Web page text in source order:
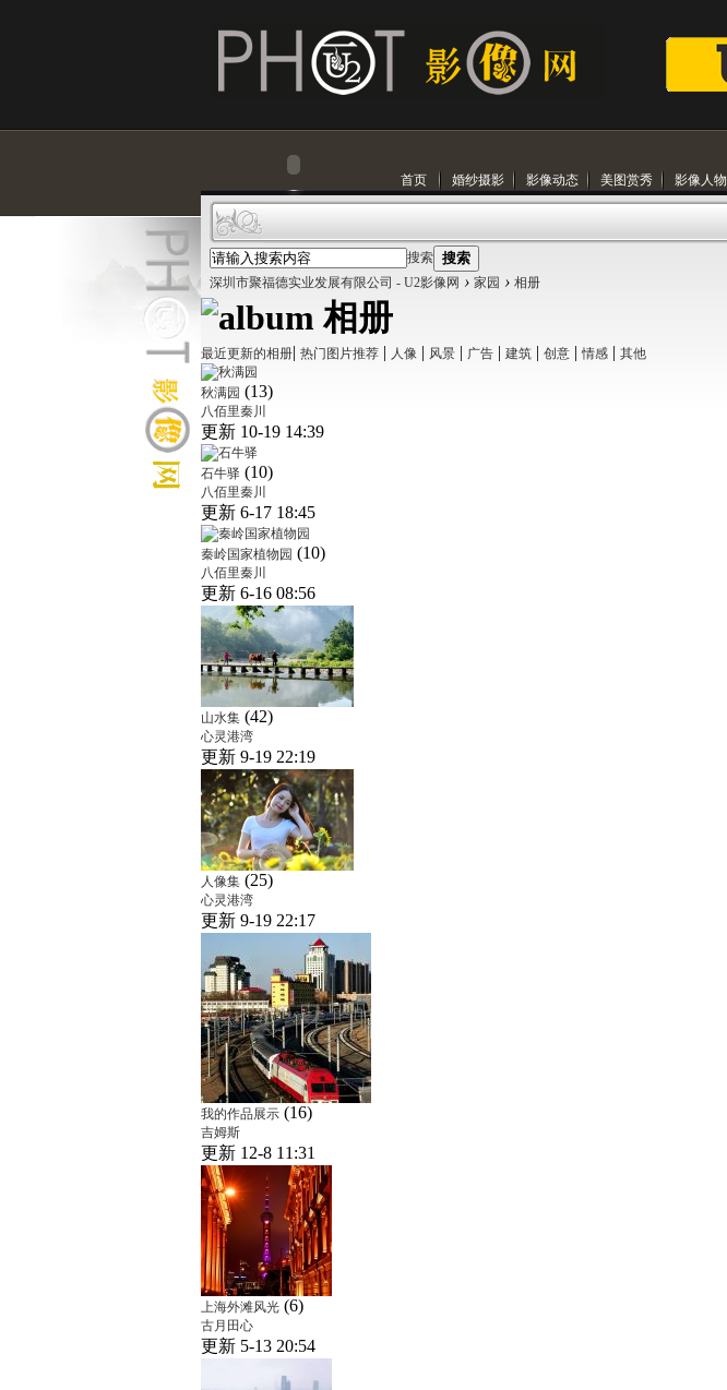
首页 婚纱摄影 影像动态 美图赏秀 影像人物
搜索 搜索
深圳市聚福德实业发展有限公司 - U2影像网 › 家园 › 相册
相册
最近更新的相册| 热门图片推荐 | 人像 | 风景 | 广告 | 建筑 | 创意 | 情感 | 其他
秋满园 (13)
八佰里秦川
更新 10-19 14:39
石牛驿 (10)
八佰里秦川
更新 6-17 18:45
秦岭国家植物园 (10)
八佰里秦川
更新 6-16 08:56
山水集 (42)
心灵港湾
更新 9-19 22:19
人像集 (25)
心灵港湾
更新 9-19 22:17
我的作品展示 (16)
吉姆斯
更新 12-8 11:31
上海外滩风光 (6)
古月田心
更新 5-13 20:54